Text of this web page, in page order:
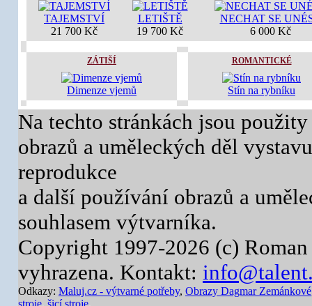
TAJEMSTVÍ
21 700 Kč
LETIŠTĚ
19 700 Kč
NECHAT SE
6 000 Kč
ZÁTIŠÍ
Dimenze vjemů
ROMANTICKÉ
Stín na rybníku
Na techto stránkách jsou
obrazů a uměleckých děl
reprodukce
a další používání obrazů a
souhlasem výtvarníka.
Copyright 1997-2026 (c)
vyhrazena. Kontakt:
Odkazy: Maluj.cz - výtvarné potřeby, Obrazy Dagmar Zemánkové
stroje, šicí stroje,